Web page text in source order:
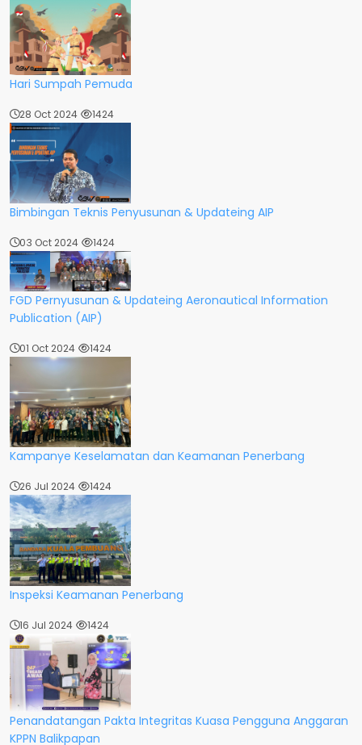
Hari Sumpah Pemuda
28 Oct 2024 1424
Bimbingan Teknis Penyusunan & Updateing AIP
03 Oct 2024 1424
FGD Pernyusunan & Updateing Aeronautical Information
Publication (AIP)
01 Oct 2024 1424
Kampanye Keselamatan dan Keamanan Penerbang
26 Jul 2024 1424
Inspeksi Keamanan Penerbang
16 Jul 2024 1424
Penandatangan Pakta Integritas Kuasa Pengguna Anggaran
KPPN Balikpapan